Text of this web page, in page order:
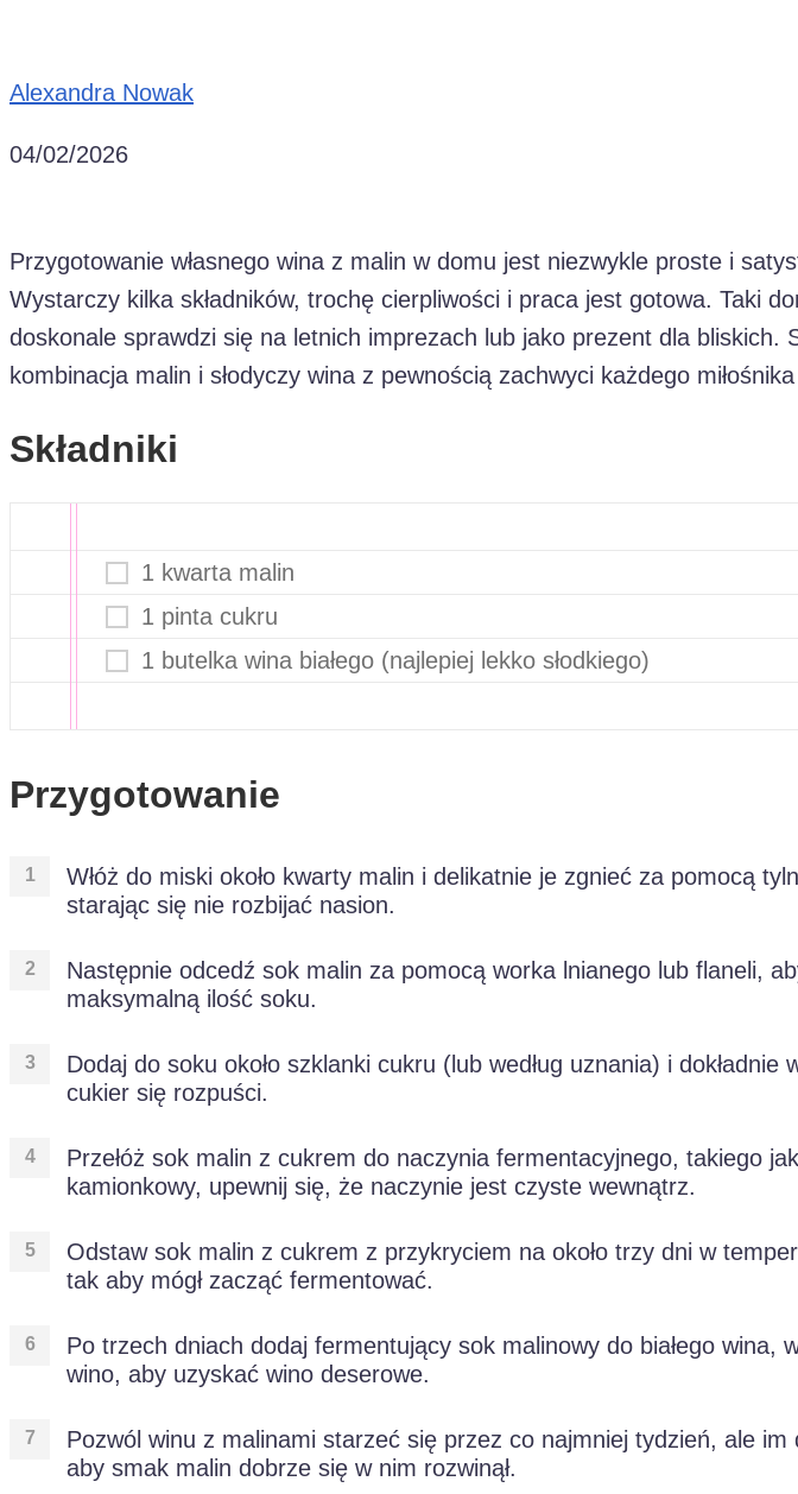
Alexandra Nowak
04/02/2026
Przygotowanie własnego wina z malin w domu jest niezwykle proste i
Wystarczy kilka składników, trochę cierpliwości i praca jest gotowa. Taki
doskonale sprawdzi się na letnich imprezach lub jako prezent dla bliskich.
kombinacja malin i słodyczy wina z pewnością zachwyci każdego
Składniki
1 kwarta malin
1 pinta cukru
1 butelka wina białego (najlepiej lekko słodkiego)
Przygotowanie
Włóż do miski około kwarty malin i delikatnie je zgnieć za pomocą
starając się nie rozbijać nasion.
Następnie odcedź sok malin za pomocą worka lnianego lub flaneli,
maksymalną ilość soku.
Dodaj do soku około szklanki cukru (lub według uznania) i dokładnie
cukier się rozpuści.
Przełóż sok malin z cukrem do naczynia fermentacyjnego, takiego
kamionkowy, upewnij się, że naczynie jest czyste wewnątrz.
Odstaw sok malin z cukrem z przykryciem na około trzy dni w
tak aby mógł zacząć fermentować.
Po trzech dniach dodaj fermentujący sok malinowy do białego wina,
wino, aby uzyskać wino deserowe.
Pozwól winu z malinami starzeć się przez co najmniej tydzień, ale im
aby smak malin dobrze się w nim rozwinął.